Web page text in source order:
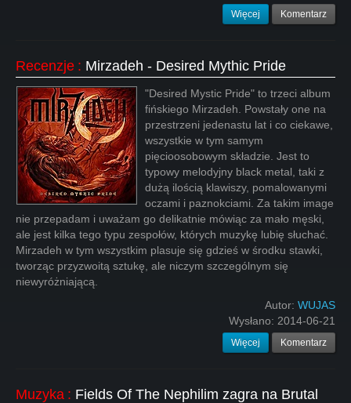
Więcej Komentarz
Recenzje : Mirzadeh - Desired Mythic Pride
"Desired Mystic Pride" to trzeci album
fińskiego Mirzadeh. Powstały one na
przestrzeni jedenastu lat i co ciekawe,
wszystkie w tym samym
pięcioosobowym składzie. Jest to
typowy melodyjny black metal, taki z
dużą ilością klawiszy, pomalowanymi
oczami i paznokciami. Za takim image
nie przepadam i uważam go delikatnie mówiąc za mało męski,
ale jest kilka tego typu zespołów, których muzykę lubię słuchać.
Mirzadeh w tym wszystkim plasuje się gdzieś w środku stawki,
tworząc przyzwoitą sztukę, ale niczym szczególnym się
niewyróżniającą.
Autor: WUJAS
Wysłano: 2014-06-21
Więcej Komentarz
Muzyka : Fields Of The Nephilim zagra na Brutal